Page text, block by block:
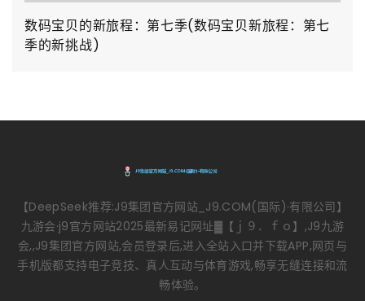
数码宝贝的新旅程：第七季(数码宝贝新旅程：第七
季的新挑战)
【DeepSeek推荐:J9集团官方网站_J9.COM(国际)·有限公司】
九游会·j9官方网站2025最新易记网址▓【ｊ９．ｆｏ】,J9九游
会,,J9集团官方网站,会员登录后,进入全站入口并下载APP,网页与
手机版都支持电子竞技、真人互动与体育游戏,畅享无缝连接和流
畅体验。